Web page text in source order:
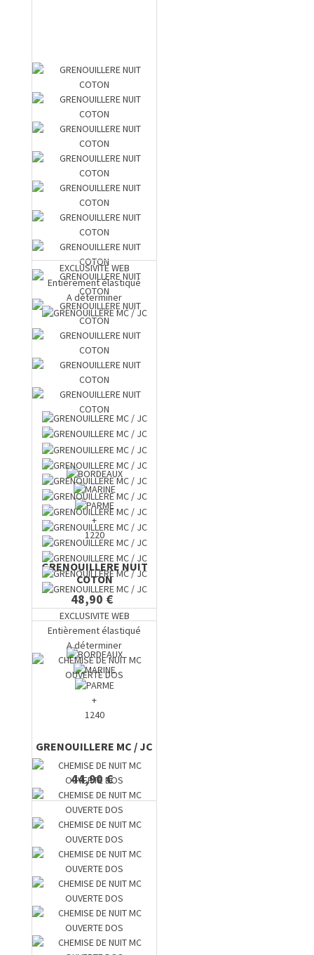
+
1220
GRENOUILLERE NUIT
COTON
48,90 €
EXCLUSIVITE WEB
Entièrement élastiqué
A déterminer
+
1240
GRENOUILLERE MC / JC
44,90 €
EXCLUSIVITE WEB
Entièrement élastiqué
A déterminer